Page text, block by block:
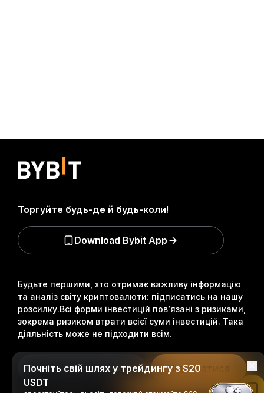
Будьте першими, хто отримає важливу інформацію
та аналіз світу криптовалюти: підписатись на нашу
розсилку.Всі форми інвестицій пов’язані з ризиками,
зокрема ризиком втрати всієї суми інвестицій. Така
діяльність може не підходити всім.
Підписатися
Торгуйте будь-де й будь-коли!
Download Bybit App
Почніть свій шлях у трейдингу з $20
USDT
Читати в застосунку Bybit